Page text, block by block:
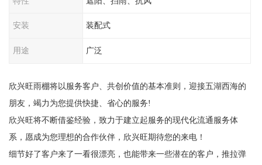
安装 装配式
用途 广泛
欣兴旺雨棚将以服务客户、共创价值的基本准则，迎接五湖西海的
朋友，竭力为您提供快捷、省心的服务!
欣兴旺将不断借鉴经验，致力于建立起服务的现代化流通服务体
系，愿成为您理想的合作伙伴，欣兴旺期待您的来电！
细节好了客户来了一看很漂亮，也能带来一些潜在的客户，推拉弹